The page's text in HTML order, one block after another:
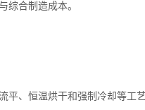
综合制造成本。
平、恒温烘干和强制冷却等工